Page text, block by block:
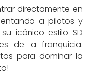
directamente en
a pilotos y
icónico estilo SD
de la franquicia.
para dominar la